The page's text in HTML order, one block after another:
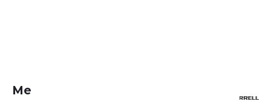
Merrell Trail Glove 7